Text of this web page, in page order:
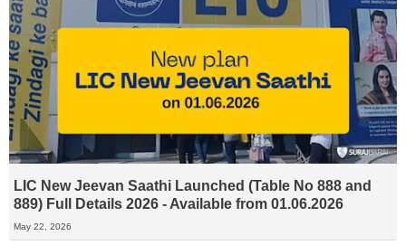
LIC New Jeevan Saathi Launched (Table No 888 and
889) Full Details 2026 - Available from 01.06.2026
May 22, 2026